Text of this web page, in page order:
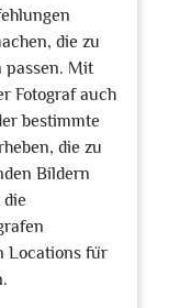
die zu
passen. Mit
Fotograf auch
bestimmte
die zu
Bildern
Locations für